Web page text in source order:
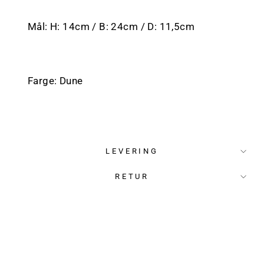
Mål: H: 14cm / B: 24cm / D: 11,5cm
Farge: Dune
LEVERING
RETUR